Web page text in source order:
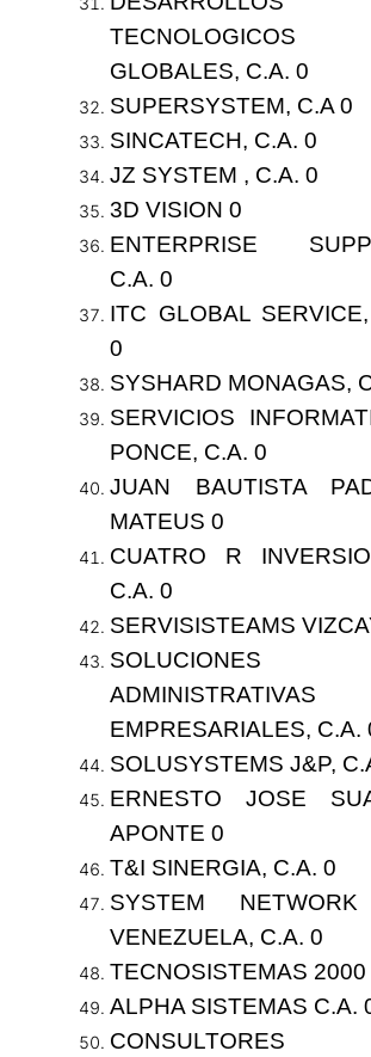
TECNOLOGICOS
GLOBALES, C.A. 0
SUPERSYSTEM, C.A 0
SINCATECH, C.A. 0
JZ SYSTEM , C.A. 0
3D VISION 0
ENTERPRISE
C.A. 0
ITC GLOBAL
0
SYSHARD MONAGAS,
SERVICIOS
PONCE, C.A. 0
JUAN BAUTISTA
MATEUS 0
CUATRO R
C.A. 0
SERVISISTEAMS
SOLUCIONES
ADMINISTRATIVAS
EMPRESARIALES, C.A.
SOLUSYSTEMS J&P,
ERNESTO JOSE
APONTE 0
T&I SINERGIA, C.A. 0
SYSTEM
VENEZUELA, C.A. 0
TECNOSISTEMAS 2000
ALPHA SISTEMAS C.A.